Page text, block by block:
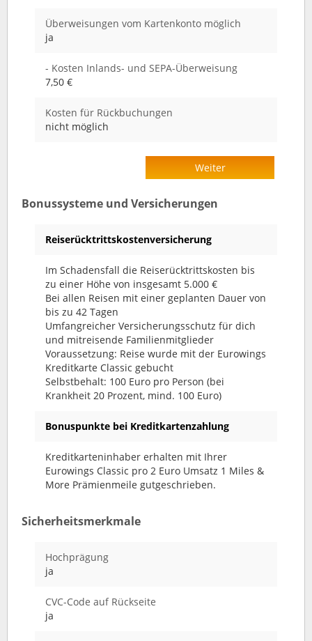
Überweisungen vom Kartenkonto möglich
ja
- Kosten Inlands- und SEPA-Überweisung
7,50 €
Kosten für Rückbuchungen
nicht möglich
Weiter
Bonussysteme und Versicherungen
Reiserücktrittskostenversicherung
Im Schadensfall die Reiserücktrittskosten bis
zu einer Höhe von insgesamt 5.000 €
Bei allen Reisen mit einer geplanten Dauer von
bis zu 42 Tagen
Umfangreicher Versicherungsschutz für dich
und mitreisende Familienmitglieder
Voraussetzung: Reise wurde mit der Eurowings
Kreditkarte Classic gebucht
Selbstbehalt: 100 Euro pro Person (bei
Krankheit 20 Prozent, mind. 100 Euro)
Bonuspunkte bei Kreditkartenzahlung
Kreditkarteninhaber erhalten mit Ihrer
Eurowings Classic pro 2 Euro Umsatz 1 Miles &
More Prämienmeile gutgeschrieben.
Sicherheitsmerkmale
Hochprägung
ja
CVC-Code auf Rückseite
ja